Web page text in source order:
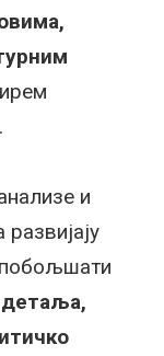
и